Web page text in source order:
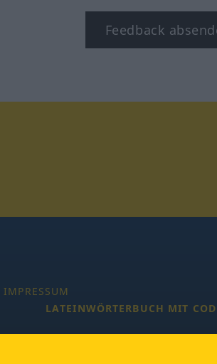
Feedback
IMPRESSUM
LATEINWÖRTERBUCH MIT